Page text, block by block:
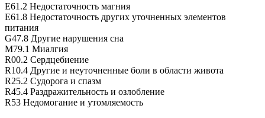
E61.2 Недостаточность магния
E61.8 Недостаточность других уточненных элементов
питания
G47.8 Другие нарушения сна
M79.1 Миалгия
R00.2 Сердцебиение
R10.4 Другие и неуточненные боли в области живота
R25.2 Судорога и спазм
R45.4 Раздражительность и озлобление
R53 Недомогание и утомляемость